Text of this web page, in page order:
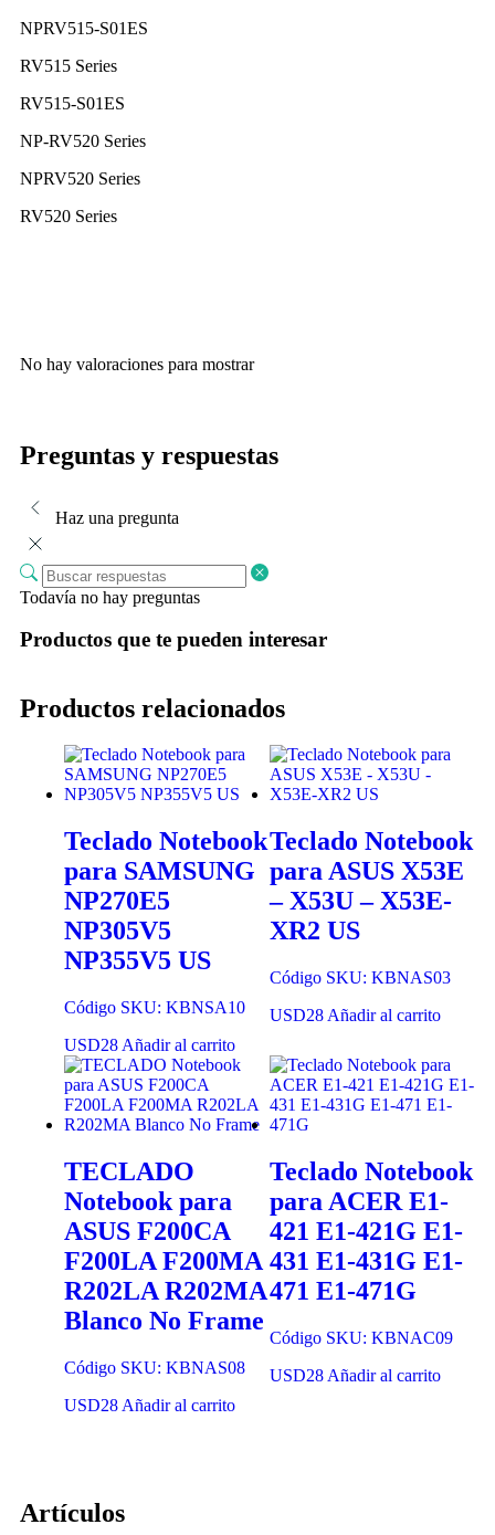
NPRV515-S01ES
RV515 Series
RV515-S01ES
NP-RV520 Series
NPRV520 Series
RV520 Series
No hay valoraciones para mostrar
Preguntas y respuestas
Haz una pregunta
Todavía no hay preguntas
Productos que te pueden interesar
Productos relacionados
Teclado Notebook
para SAMSUNG
NP270E5
NP305V5
NP355V5 US
Código SKU: KBNSA10
USD28 Añadir al carrito
Teclado Notebook
para ASUS X53E
– X53U – X53E-
XR2 US
Código SKU: KBNAS03
USD28 Añadir al carrito
TECLADO
Notebook para
ASUS F200CA
F200LA F200MA
R202LA R202MA
Blanco No Frame
Código SKU: KBNAS08
USD28 Añadir al carrito
Teclado Notebook
para ACER E1-
421 E1-421G E1-
431 E1-431G E1-
471 E1-471G
Código SKU: KBNAC09
USD28 Añadir al carrito
Artículos